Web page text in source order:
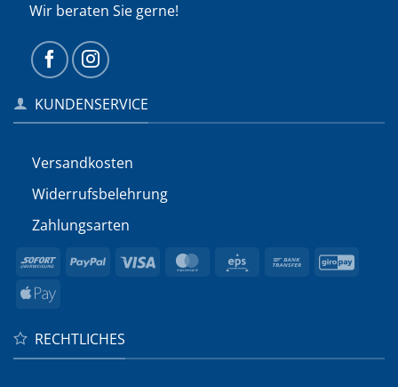
Wir beraten Sie gerne!
KUNDENSERVICE
Versandkosten
Widerrufs­belehrung
Zahlungsarten
Sofort PayPal Visa MasterCard
Eps
Bank
Apple
RECHTLICHES